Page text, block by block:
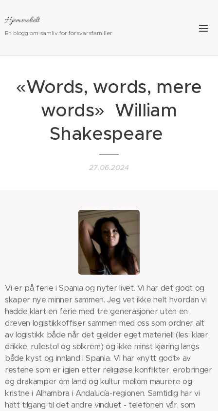
Hjemmehelt
En blogg om samliv for forsvarsfamilier
«Words, words, mere
words» William
Shakespeare
27.06.2024
Vi er på ferie i Spania og nyter livet. Vi har det godt og
skaper nye minner sammen. Jeg vet ikke helt hvordan vi
hadde klart en ferie med tre generasjoner uten en
dreven logistikkoffiser sammen med oss som ordner alt
av logistikk både når det gjelder eget materiell (les; klær,
drikke, rullestol og solkrem) og ikke minst kjøring langs
både kyst og innland i Spania. Vi har «nytt godt» av
restene som er igjen etter religiøse konflikter, erobringer
og drakamper om land og kultur mellom maurere og
kristne i Alhambra i Andalucía-regionen. Samtidig har vi
hatt tilgang til det andre vinduet - telefonen vår, som